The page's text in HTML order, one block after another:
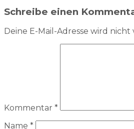
Schreibe einen
Deine E-Mail-Adresse wird
Kommentar *
Name *